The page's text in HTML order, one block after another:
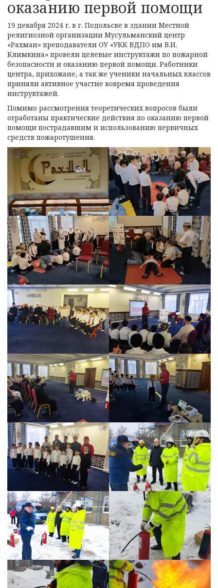
оказанию первой помощи
19 декабря 2024 г. в г. Подольске в здании Местной
религиозной организации Мусульманский центр
«Рахман» преподаватели ОУ «УКК ВДПО им В.И.
Климкина» провели целевые инструктажи по пожарной
безопасности и оказанию первой помощи. Работники
центра, прихожане, а так же ученики начальных классов
приняли активное участие вовремя проведения
инструктажей.
Помимо рассмотрения теоретических вопросов были
отработаны практические действия по оказанию первой
помощи пострадавшим и использованию первичных
средств пожаротушения.